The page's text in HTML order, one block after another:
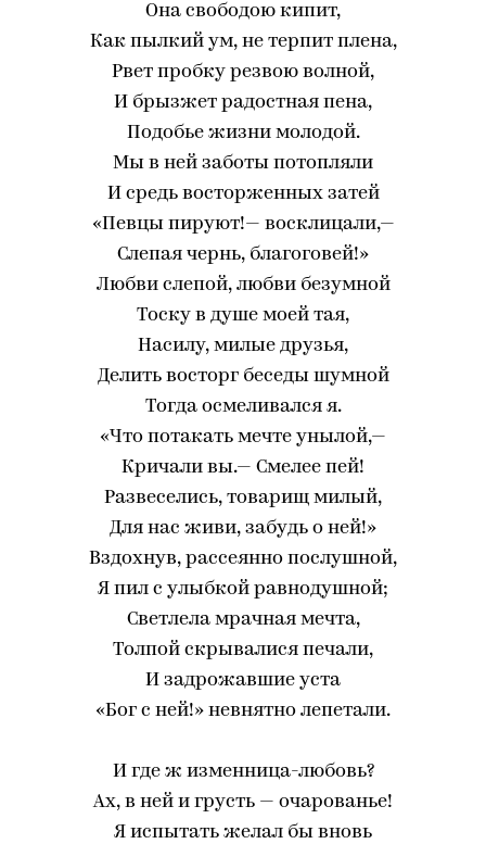
Она свободою кипит,
Как пылкий ум, не терпит плена,
Рвет пробку резвою волной,
И брызжет радостная пена,
Подобье жизни молодой.
Мы в ней заботы потопляли
И средь восторженных затей
«Певцы пируют!— восклицали,—
Слепая чернь, благоговей!»
Любви слепой, любви безумной
Тоску в душе моей тая,
Насилу, милые друзья,
Делить восторг беседы шумной
Тогда осмеливался я.
«Что потакать мечте унылой,—
Кричали вы.— Смелее пей!
Развеселись, товарищ милый,
Для нас живи, забудь о ней!»
Вздохнув, рассеянно послушной,
Я пил с улыбкой равнодушной;
Светлела мрачная мечта,
Толпой скрывалися печали,
И задрожавшие уста
«Бог с ней!» невнятно лепетали.
И где ж изменница-любовь?
Ах, в ней и грусть — очарованье!
Я испытать желал бы вновь